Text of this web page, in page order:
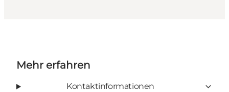
Mehr erfahren
Kontaktinformationen